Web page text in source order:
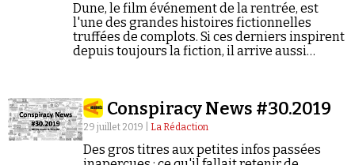
Dune, le film événement de la rentrée, est
l'une des grandes histoires fictionnelles
truffées de complots. Si ces derniers inspirent
depuis toujours la fiction, il arrive aussi
Conspiracy News #30.2019
29 juillet 2019 | La Rédaction
Des gros titres aux petites infos passées